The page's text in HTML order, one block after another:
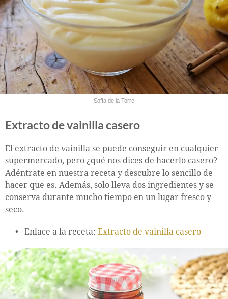
Sofía de la Torre
Extracto de vainilla casero
El extracto de vainilla se puede conseguir en cualquier
supermercado, pero ¿qué nos dices de hacerlo casero?
Adéntrate en nuestra receta y descubre lo sencillo de
hacer que es. Además, solo lleva dos ingredientes y se
conserva durante mucho tiempo en un lugar fresco y
seco.
Enlace a la receta: Extracto de vainilla casero